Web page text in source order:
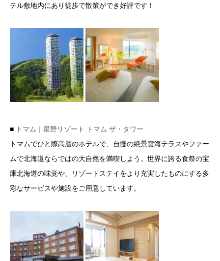
テル敷地内にあり徒歩で散策ができ好評です！
■ トマム｜星野リゾート トマム ザ・タワー
トマムでひと際高層のホテルで、自慢の絶景雲海テラスやファー
ムで北海道ならではの大自然を満喫しよう。世界に誇る食祭の宝
庫北海道の味覚や、リゾートステイをより充実したものにする多
彩なサービスや施設をご用意しています。